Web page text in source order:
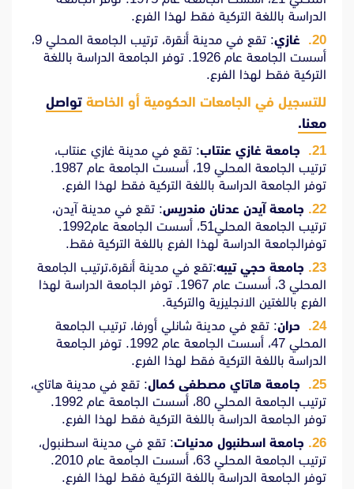
الدراسة باللغة التركية فقط لهذا الفرع.
غازي
: تقع في مدينة أنقرة، ترتيب الجامعة المحلي 9،
أسست الجامعة عام 1926. توفر الجامعة الدراسة باللغة
التركية فقط لهذا الفرع.
للتسجيل في الجامعات الحكومية أو الخاصة تواصل
معنا.
جامعة غازي عنتاب: تقع في مدينة غازي عنتاب،
ترتيب الجامعة المحلي 19، أسست الجامعة عام 1987.
توفر الجامعة الدراسة باللغة التركية فقط لهذا الفرع.
جامعة آيدن عدنان مندريس: تقع في مدينة آيدن،
ترتيب الجامعة المحلي51، أسست الجامعة عام1992.
توفرالجامعة الدراسة لهذا الفرع باللغة التركية فقط.
جامعة حجي تيبه:تقع في مدينة أنقرة،ترتيب الجامعة
المحلي 3، أسست عام 1967. توفر الجامعة الدراسة لهذا
الفرع باللغتين الانجليزية والتركية.
حران: تقع في مدينة شانلي أورفا، ترتيب الجامعة
المحلي 47، أسست الجامعة عام 1992. توفر الجامعة
الدراسة باللغة التركية فقط لهذا الفرع.
جامعة هاتاي مصطفى كمال: تقع في مدينة هاتاي،
ترتيب الجامعة المحلي 80، أسست الجامعة عام 1992.
توفر الجامعة الدراسة باللغة التركية فقط لهذا الفرع.
جامعة اسطنبول مدنيات: تقع في مدينة اسطنبول،
ترتيب الجامعة المحلي 63، أسست الجامعة عام 2010.
توفر الجامعة الدراسة باللغة التركية فقط لهذا الفرع.